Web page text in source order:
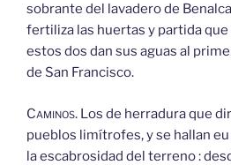
sobrante del lavadero de
fertiliza las huertas y partida que
estos dos dan sus aguas al
de San Francisco.
Caminos. Los de herradura que
pueblos limítrofes, y se hallan
la escabrosidad del terreno :